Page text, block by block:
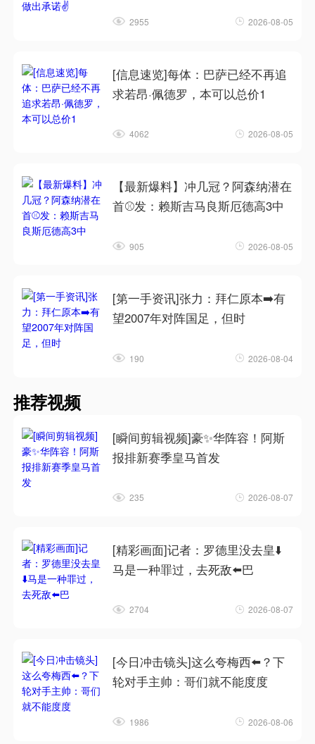
2955 2026-08-05
[信息速览]每体：巴萨已经不再追
求若昂·佩德罗，本可以总价1
4062 2026-08-05
【最新爆料】冲几冠？阿森纳潜在
首⚾发：赖斯吉马良斯厄德高3中
905 2026-08-05
[第一手资讯]张力：拜仁原本➡️有
望2007年对阵国足，但时
190 2026-08-04
推荐视频
[瞬间剪辑视频]豪✨华阵容！阿斯
报排新赛季皇马首发
235 2026-08-07
[精彩画面]记者：罗德里没去皇⬇️
马是一种罪过，去死敌⬅️巴
2704 2026-08-07
[今日冲击镜头]这么夸梅西⬅️？下
轮对手主帅：哥们就不能度度
1986 2026-08-06